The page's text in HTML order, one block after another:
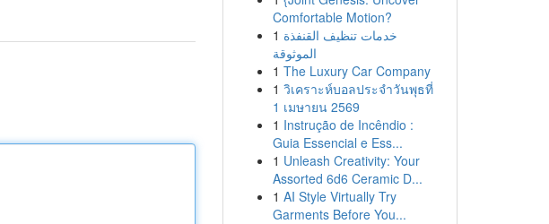
Comfortable Motion?
1 خدمات تنظيف القنفذة
الموثوقة
1 The Luxury Car Company
1 วิเคราะห์บอลประจำวันพุธที่
1 เมษายน 2569
1 Instrução de Incêndio :
Guia Essencial e Ess...
1 Unleash Creativity: Your
Assorted 6d6 Ceramic D...
1 AI Style Virtually Try
Garments Before You...